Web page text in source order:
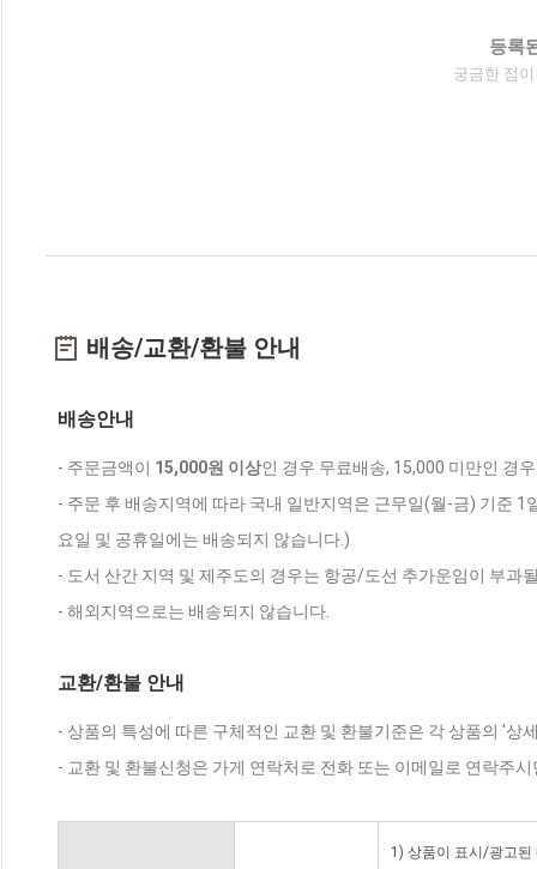
등록
궁금한 점
배송/교환/환불 안내
배송안내
- 주문금액이 15,000원 이상인 경우 무료배송, 15,000 미만인 경
- 주문 후 배송지역에 따라 국내 일반지역은 근무일(월-금) 기준
요일 및 공휴일에는 배송되지 않습니다.)
- 도서 산간 지역 및 제주도의 경우는 항공/도선 추가운임이 부과
- 해외지역으로는 배송되지 않습니다.
교환/환불 안내
- 상품의 특성에 따른 구체적인 교환 및 환불기준은 각 상품의 '상
- 교환 및 환불신청은 가게 연락처로 전화 또는 이메일로 연락주
1) 상품이 표시/광고된